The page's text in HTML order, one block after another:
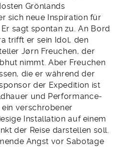
Grönlands
sich neue Inspiration für
sagt spontan zu. An Bord
trifft er sein Idol, den
Jørn Freuchen, der
nimmt. Aber Freuchen
die er während der
der Expedition ist
und Performance-
verschrobener
Installation auf einem
der Reise darstellen soll.
Angst vor Sabotage